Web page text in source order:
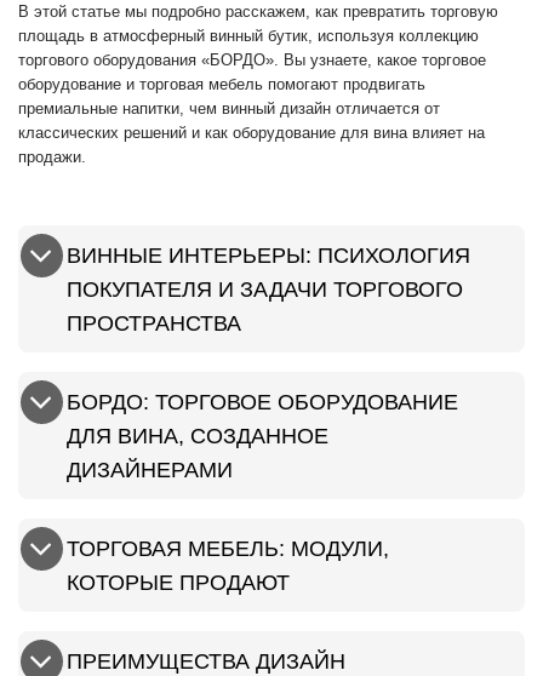
В этой статье мы подробно расскажем, как превратить торговую
площадь в атмосферный винный бутик, используя коллекцию
торгового оборудования «БОРДО». Вы узнаете, какое торговое
оборудование и торговая мебель помогают продвигать
премиальные напитки, чем винный дизайн отличается от
классических решений и как оборудование для вина влияет на
продажи.
ВИННЫЕ ИНТЕРЬЕРЫ: ПСИХОЛОГИЯ
ПОКУПАТЕЛЯ И ЗАДАЧИ ТОРГОВОГО
ПРОСТРАНСТВА
БОРДО: ТОРГОВОЕ ОБОРУДОВАНИЕ
ДЛЯ ВИНА, СОЗДАННОЕ
ДИЗАЙНЕРАМИ
ТОРГОВАЯ МЕБЕЛЬ: МОДУЛИ,
КОТОРЫЕ ПРОДАЮТ
ПРЕИМУЩЕСТВА ДИЗАЙН